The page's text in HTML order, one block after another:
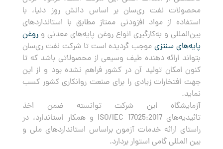
محصولات نفت ری‌سان بر اساس دانش روز دنیا، با
استفاده از مواد افزودنی ممتاز مطابق با استانداردهای
بین‌المللی و به‌کارگیری انواع روغن پایه‌های معدنی وروغن
پایه‌های سنتزیموجب گردیده است تا شرکت نفت ری‌سان
بتواند ارائه دهنده طیف وسیعی از محصولاتی باشد که تا
کنون امکان تولید آن در کشور فراهم نشده بود و از این
جهت افتخارات زیادی را برای صنعت روانکاری کشور کسب
نماید.
آزمایشگاه این شرکت توانسته ضمن اخذ
تائیدیه‌های ISO/IEC 17025:2017 و همکار استاندارد، در
راستای ارائه خدمات آزمون براساس استانداردهای ملی و
بین المللی گامی استوار بردارد.